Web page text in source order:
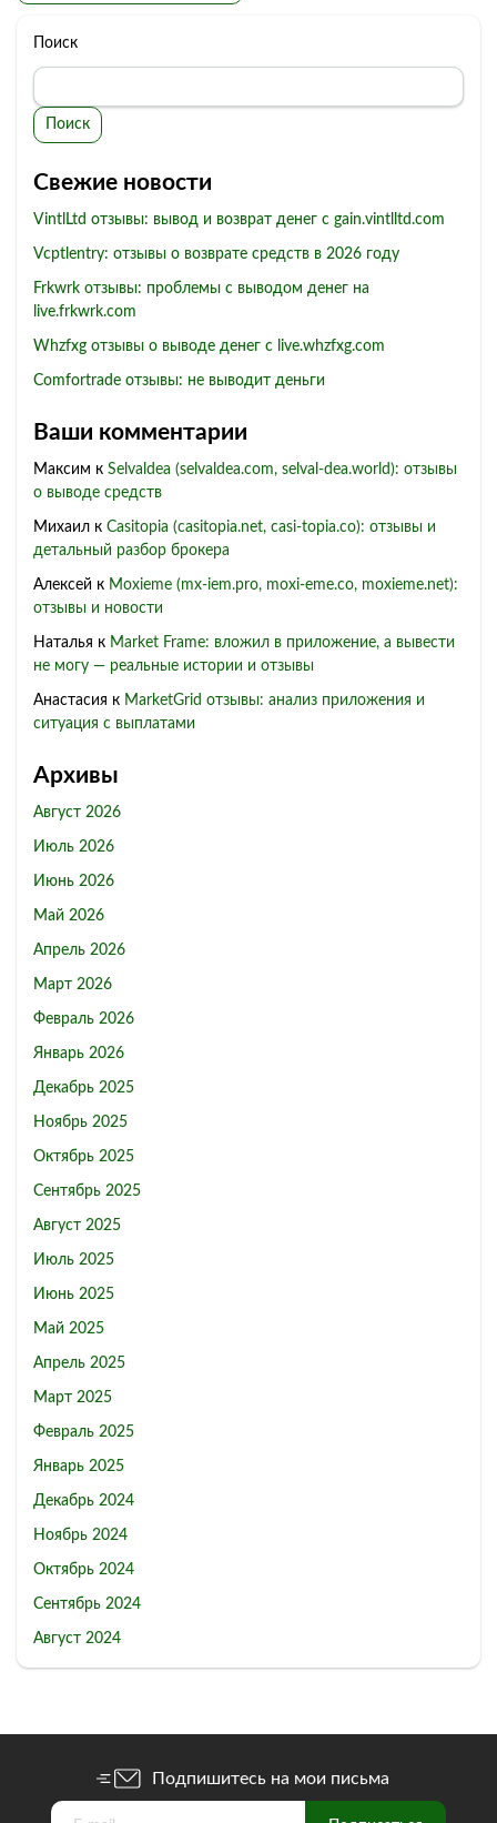
Поиск
Поиск
Свежие новости
VintlLtd отзывы: вывод и возврат денег с gain.vintlltd.com
Vcptlentry: отзывы о возврате средств в 2026 году
Frkwrk отзывы: проблемы с выводом денег на
live.frkwrk.com
Whzfxg отзывы о выводе денег с live.whzfxg.com
Comfortrade отзывы: не выводит деньги
Ваши комментарии
Максим к Selvaldea (selvaldea.com, selval-dea.world): отзывы
о выводе средств
Михаил к Casitopia (casitopia.net, casi-topia.co): отзывы и
детальный разбор брокера
Алексей к Moxieme (mx-iem.pro, moxi-eme.co, moxieme.net):
отзывы и новости
Наталья к Market Frame: вложил в приложение, а вывести
не могу — реальные истории и отзывы
Анастасия к MarketGrid отзывы: анализ приложения и
ситуация с выплатами
Архивы
Август 2026
Июль 2026
Июнь 2026
Май 2026
Апрель 2026
Март 2026
Февраль 2026
Январь 2026
Декабрь 2025
Ноябрь 2025
Октябрь 2025
Сентябрь 2025
Август 2025
Июль 2025
Июнь 2025
Май 2025
Апрель 2025
Март 2025
Февраль 2025
Январь 2025
Декабрь 2024
Ноябрь 2024
Октябрь 2024
Сентябрь 2024
Август 2024
Подпишитесь на мои письма